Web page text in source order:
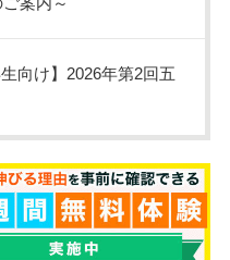
生向け】2026年第2回五